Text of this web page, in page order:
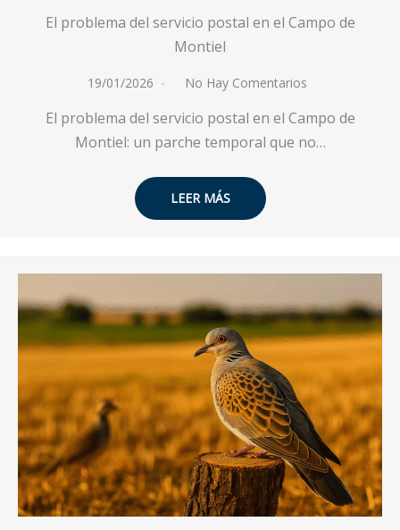
El problema del servicio postal en el Campo de
Montiel
19/01/2026 No Hay Comentarios
El problema del servicio postal en el Campo de
Montiel: un parche temporal que no…
LEER MÁS